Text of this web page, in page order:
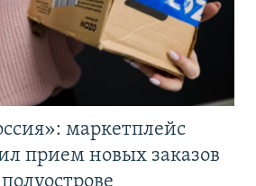
маркетплейс
прием новых заказов